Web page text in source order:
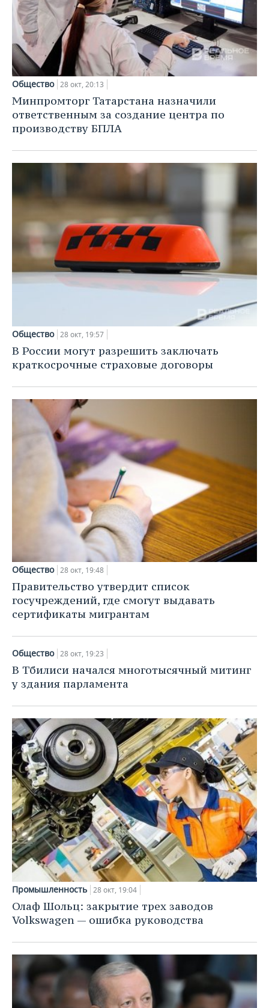
Общество 28 окт, 20:13
Минпромторг Татарстана назначили
ответственным за создание центра по
производству БПЛА
Общество 28 окт, 19:57
В России могут разрешить заключать
краткосрочные страховые договоры
Общество 28 окт, 19:48
Правительство утвердит список
госучреждений, где смогут выдавать
сертификаты мигрантам
Общество 28 окт, 19:23
В Тбилиси начался многотысячный митинг
у здания парламента
Промышленность 28 окт, 19:04
Олаф Шольц: закрытие трех заводов
Volkswagen — ошибка руководства